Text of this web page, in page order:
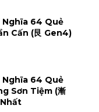
Nghĩa 64 Quẻ
Cấn (艮 Gen4)
Nghĩa 64 Quẻ
Sơn Tiệm (漸